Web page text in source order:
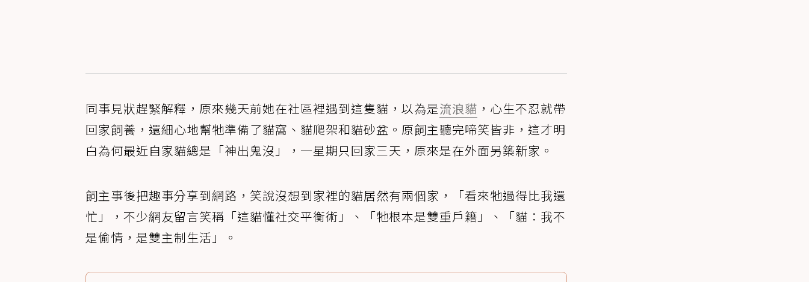
同事見狀趕緊解釋，原來幾天前她在社區裡遇到這隻貓，以為是流浪貓 ，心生不忍就帶
回家飼養，還細心地幫牠準備了貓窩、貓爬架和貓砂盆。原飼主聽完啼笑皆非，這才明
白為何最近自家貓總是「神出鬼沒」，一星期只回家三天，原來是在外面另築新家。
飼主事後把趣事分享到網路，笑說沒想到家裡的貓居然有兩個家，「看來牠過得比我還
忙」，不少網友留言笑稱「這貓懂社交平衡術」、「牠根本是雙重戶籍」、「貓：我不
是偷情，是雙主制生活」。